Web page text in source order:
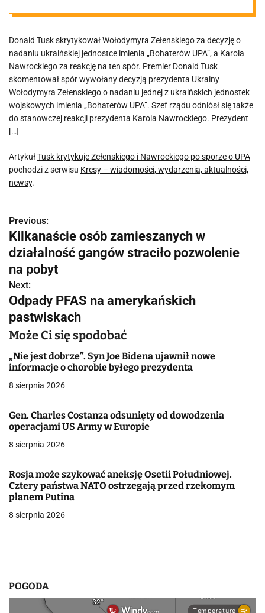
Donald Tusk skrytykował Wołodymyra Zełenskiego za decyzję o
nadaniu ukraińskiej jednostce imienia „Bohaterów UPA”, a Karola
Nawrockiego za reakcję na ten spór. Premier Donald Tusk
skomentował spór wywołany decyzją prezydenta Ukrainy
Wołodymyra Zełenskiego o nadaniu jednej z ukraińskich jednostek
wojskowych imienia „Bohaterów UPA”. Szef rządu odniósł się także
do stanowczej reakcji prezydenta Karola Nawrockiego. Prezydent
[…]
ArtykułTusk krytykuje Zełenskiego i Nawrockiego po sporze o UPA
pochodzi z serwisu Kresy – wiadomości, wydarzenia, aktualności,
newsy.
N
a
w
i
g
a
c
j
w
p
i
s
u
Previous:
Kilkanaście osób zamieszanych w
działalność gangów straciło pozwolenie
na pobyt
Next:
Odpady PFAS na amerykańskich
pastwiskach
Może Ci się spodobać
„Nie jest dobrze”. Syn Joe Bidena ujawnił nowe
informacje o chorobie byłego prezydenta
8 sierpnia 2026
Gen. Charles Costanza odsunięty od dowodzenia
operacjami US Army w Europie
8 sierpnia 2026
Rosja może szykować aneksję Osetii Południowej.
Cztery państwa NATO ostrzegają przed rzekomym
planem Putina
8 sierpnia 2026
POGODA